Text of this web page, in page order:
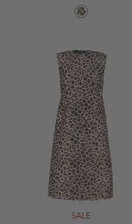
SALE